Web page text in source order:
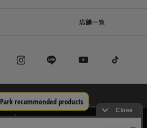
店舗一覧
リクルート
サステナブルマークについて
ー
特定商取引法・古物営業法に基づく表記
上およびコンテンツの最適な提供、トラフィック